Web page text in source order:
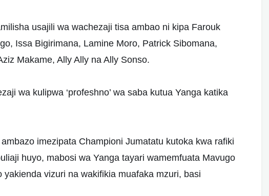
usajili wa wachezaji tisa ambao ni kipa Farouk
Issa Bigirimana, Lamine Moro, Patrick Sibomana,
Makame, Ally Ally na Ally Sonso.
wa kulipwa ‘profeshno’ wa saba kutua Yanga katika
imezipata Championi Jumatatu kutoka kwa rafiki
huyo, mabosi wa Yanga tayari wamemfuata Mavugo
yakienda vizuri na wakifikia muafaka mzuri, basi